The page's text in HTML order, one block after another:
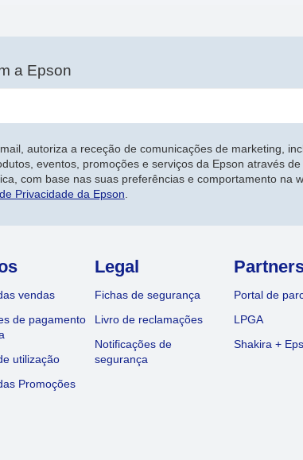
a Epson
autoriza a receção de comunicações de marketing,
eventos, promoções e serviços da Epson através
com base nas suas preferências e comportamento na
Privacidade da Epson
vendas
de pagamento
utilização
Promoções
Legal
Fichas de segurança
Livro de reclamações
Notificações de
segurança
Portal de
LPGA
Shakira +